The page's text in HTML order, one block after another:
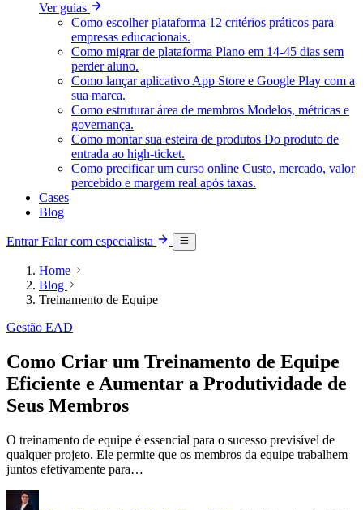
Ver guias
Como escolher plataforma 12 critérios práticos para
empresas educacionais.
Como migrar de plataforma Plano em 14-45 dias sem
perder aluno.
Como lançar aplicativo App Store e Google Play com a
sua marca.
Como estruturar área de membros Modelos, métricas e
governança.
Como montar sua esteira de produtos Do produto de
entrada ao high-ticket.
Como precificar um curso online Custo, mercado, valor
percebido e margem real após taxas.
Cases
Blog
EntrarFalar com especialista
Home
Blog
Treinamento de Equipe
Gestão EAD
Como Criar um Treinamento de Equipe
Eficiente e Aumentar a Produtividade de
Seus Membros
O treinamento de equipe é essencial para o sucesso previsível de
qualquer projeto. Ele permite que os membros da equipe trabalhem
juntos efetivamente para…